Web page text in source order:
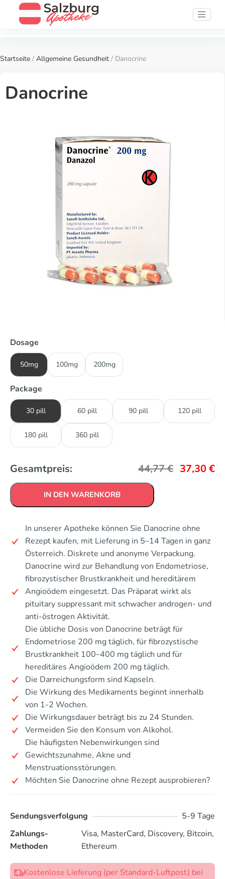
Startseite / Allgemeine Gesundheit / Danocrine
Danocrine
Dosage
50mg 100mg 200mg
Package
30 pill 60 pill 90 pill 120 pill
180 pill 360 pill
Gesamtpreis: 44,77€ 37,30€
IN DEN WARENKORB
In unserer Apotheke können Sie Danocrine ohne
Rezept kaufen, mit Lieferung in 5–14 Tagen in ganz
Österreich. Diskrete und anonyme Verpackung.
Danocrine wird zur Behandlung von Endometriose,
fibrozystischer Brustkrankheit und hereditärem
Angioödem eingesetzt. Das Präparat wirkt als
pituitary suppressant mit schwacher androgen- und
anti-östrogen Aktivität.
Die übliche Dosis von Danocrine beträgt für
Endometriose 200 mg täglich, für fibrozystische
Brustkrankheit 100–400 mg täglich und für
hereditäres Angioödem 200 mg täglich.
Die Darreichungsform sind Kapseln.
Die Wirkung des Medikaments beginnt innerhalb
von 1-2 Wochen.
Die Wirkungsdauer beträgt bis zu 24 Stunden.
Vermeiden Sie den Konsum von Alkohol.
Die häufigsten Nebenwirkungen sind
Gewichtszunahme, Akne und
Menstruationsstörungen.
Möchten Sie Danocrine ohne Rezept ausprobieren?
Sendungsverfolgung
5-9 Tage
Zahlungs-
Methoden
Visa, MasterCard, Discovery, Bitcoin,
Ethereum
Kostenlose Lieferung (per Standard-Luftpost) bei